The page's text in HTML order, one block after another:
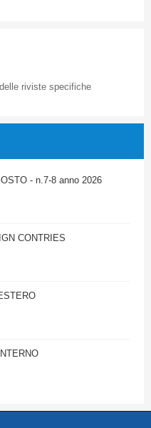
riviste specifiche
- n.7-8 anno 2026
CONTRIES